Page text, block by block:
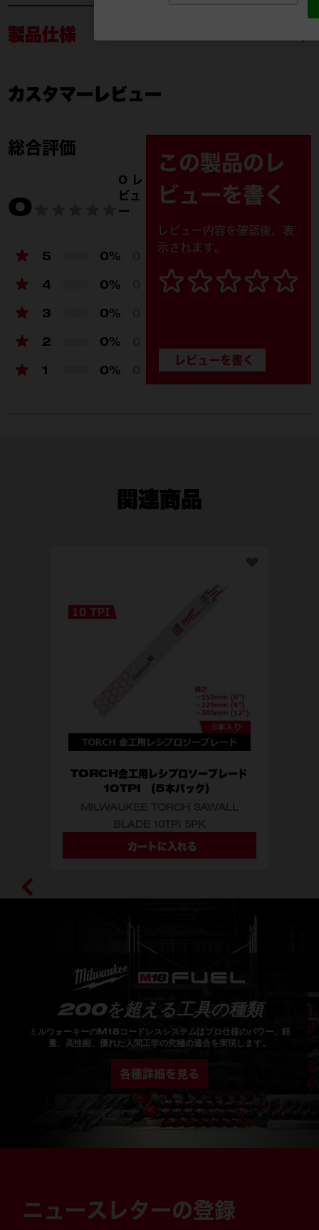
製品仕様
付属品
M18 FSZ-0X0 JP (1)
THIN KERF 金工用レシプ
ロソーブレード 10TPI
152mm (48-00-5092 x 1
カスタマーレビュー
総合評価
0
0 レ
ビュ
ー
5 0%
4 0%
3 0%
2 0%
1 0%
この製品のレ
ビューを書く
レビュー内容を確認後、表
示されます。
関連商品
TORCH金工用レシプロソーブレード
10TPI （5本パック）
型番48-00-571248-00-571348-00-5714
カートに入れる
200を超える工具の種類
ミルウォーキーのM18コードレスシステムはプロ仕様のパワー、軽
量、高性能、優れた人間工学の究極の適合を実現します。
各種詳細を見る
ニュースレターの登録